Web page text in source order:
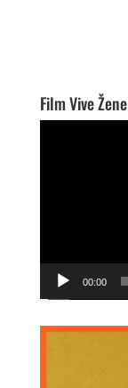
Film Vive Žene
00:00